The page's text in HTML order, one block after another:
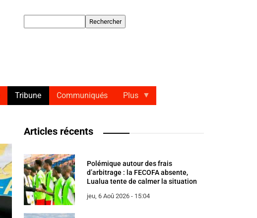
Tribune Communiqués Plus
Articles récents
Polémique autour des frais
d’arbitrage : la FECOFA absente,
Lualua tente de calmer la situation
jeu, 6 Aoû 2026 - 15:04